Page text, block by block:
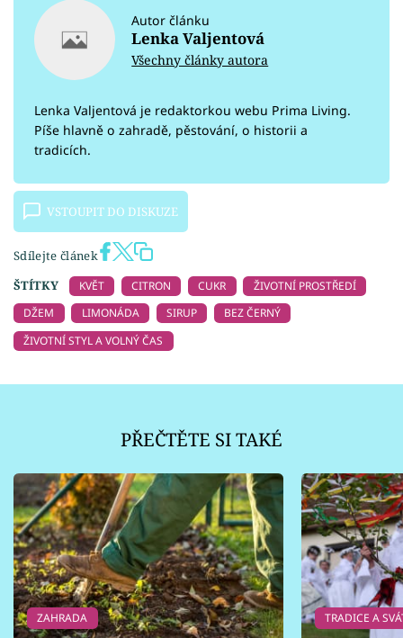
Autor článku
Lenka Valjentová
Všechny články autora
Lenka Valjentová je redaktorkou webu Prima Living.
Píše hlavně o zahradě, pěstování, o historii a
tradicích.
VSTOUPIT DO DISKUZE
Sdílejte článek
ŠTÍTKY
KVĚT CITRON CUKR
ŽIVOTNÍ PROSTŘEDÍ
DŽEM
LIMONÁDA SIRUP
BEZ ČERNÝ
ŽIVOTNÍ STYL A VOLNÝ ČAS
PŘEČTĚTE SI TAKÉ
ZAHRADA TRADICE A